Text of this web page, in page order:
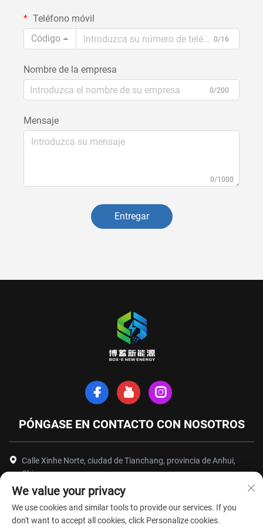
Teléfono móvil
Código
0/16
Nombre de la empresa
0/200
Mensaje
0/1000
Entregar
PÓNGASE EN CONTACTO CON NOSOTROS
Calle Xinhe Norte, ciudad de Tianchang, provincia de Anhui,
China
+86-18949493005
[email protected]
We value your privacy
We use cookies and similar tools to provide our services. If you
don't want to accept all cookies, click Personalize cookies.